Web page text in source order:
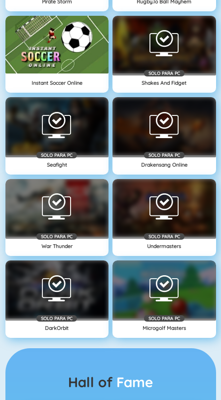
Instant Soccer Online
SOLO PARA PC
Shakes And Fidget
SOLO PARA PC
Seafight
SOLO PARA PC
Drakensang Online
SOLO PARA PC
War Thunder
SOLO PARA PC
Undermasters
SOLO PARA PC
DarkOrbit
SOLO PARA PC
Microgolf Masters
Hall of Fame